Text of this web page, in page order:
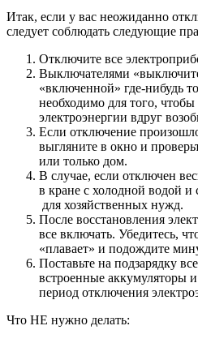
Итак, если у вас неожиданно
следует соблюдать следующие
Отключите все
Выключателями
«включенной» где-нибудь
необходимо для того,
электроэнергии вдруг
Если отключение
выгляните в окно и
или только дом.
В случае, если отключен
в кране с холодной водой и
для хозяйственных нужд.
После восстановления
все включать. Убедитесь,
«плавает» и подождите
Поставьте на подзарядку
встроенные аккумуляторы
период отключения
Что НЕ нужно делать: